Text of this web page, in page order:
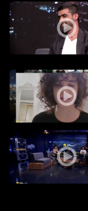
ابداع تحت الرقابة
الثاني عشر،ستوديو البلد
للمجتمع العربي
السابع،ستوديو البلد،مساواة
في مجالات الحياة على